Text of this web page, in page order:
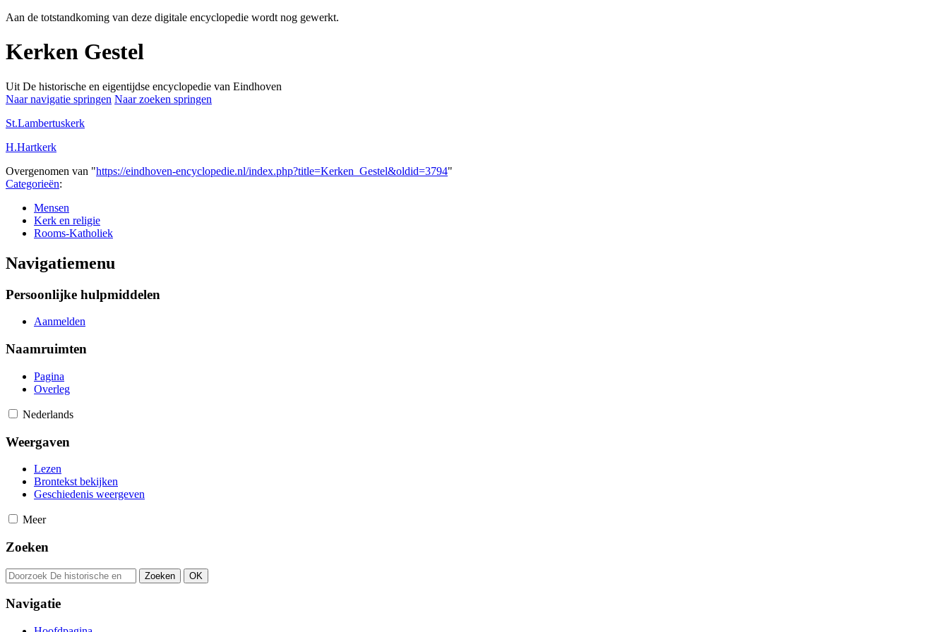
Aan de totstandkoming van deze digitale encyclopedie wordt nog gewerkt.
Kerken Gestel
Uit De historische en eigentijdse encyclopedie van Eindhoven
Naar navigatie springen Naar zoeken springen
St.Lambertuskerk
H.Hartkerk
Overgenomen van "https://eindhoven-encyclopedie.nl/index.php?title=Kerken_Gestel&oldid=3794"
Categorieën:
Mensen
Kerk en religie
Rooms-Katholiek
Navigatiemenu
Persoonlijke hulpmiddelen
Aanmelden
Naamruimten
Pagina
Overleg
Nederlands
Weergaven
Lezen
Brontekst bekijken
Geschiedenis weergeven
Meer
Zoeken
Navigatie